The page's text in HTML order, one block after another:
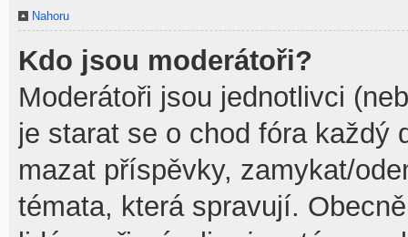
Nahoru
Kdo jsou moderátoři?
Moderátoři jsou jednotlivci
je starat se o chod fóra každý
mazat příspěvky, zamykat/
témata, která spravují.